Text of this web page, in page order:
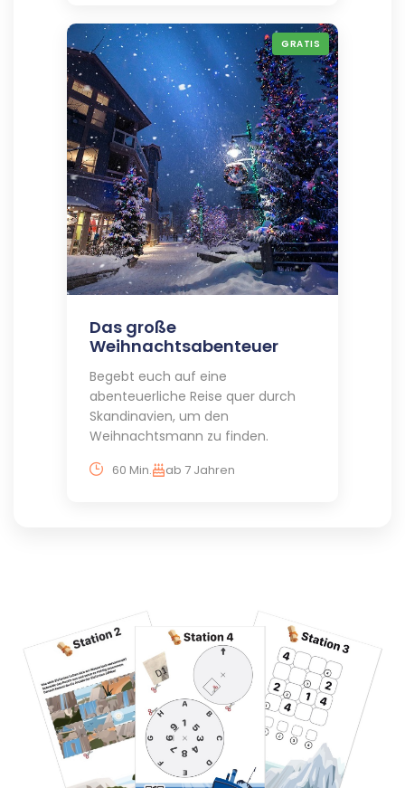
GRATIS
Das große
Weihnachtsabenteuer
Begebt euch auf eine
abenteuerliche Reise quer durch
Skandinavien, um den
Weihnachtsmann zu finden.
60 Min. ab 7 Jahren